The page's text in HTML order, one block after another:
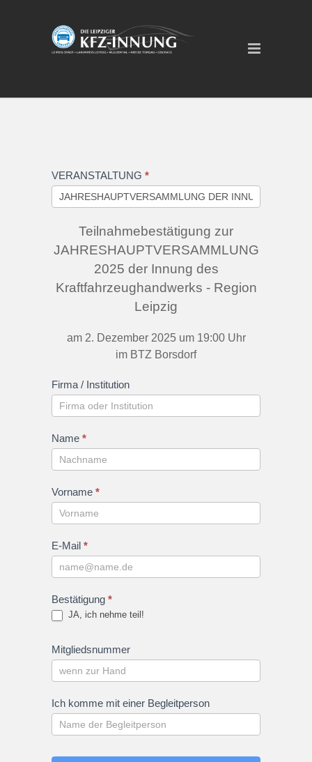
Jahreshauptversammlung
2025
VERANSTALTUNG *
Teilnahmebestätigung zur
JAHRESHAUPTVERSAMMLUNG
2025 der Innung des
Kraftfahrzeughandwerks - Region
Leipzig
am 2. Dezember 2025 um 19:00 Uhr
im BTZ Borsdorf
Firma / Institution
Name *
Vorname *
E-Mail *
Bestätigung *
JA, ich nehme teil!
Mitgliedsnummer
Ich komme mit einer Begleitperson